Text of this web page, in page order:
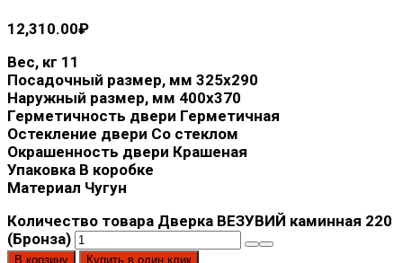
12,310.00₽
Вес, кг 11
Посадочный размер, мм 325x290
Наружный размер, мм 400x370
Герметичность двери Герметичная
Остекление двери Со стеклом
Окрашенность двери Крашеная
Упаковка В коробке
Материал Чугун
Количество товара Дверка ВЕЗУВИЙ каминная 220
(Бронза)
В корзину Купить в один клик